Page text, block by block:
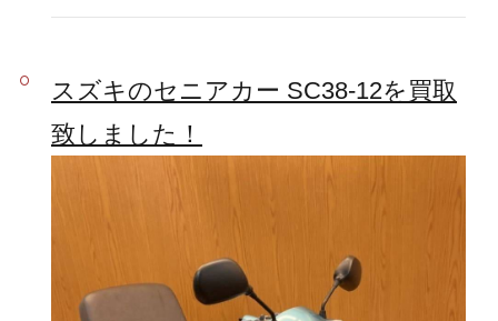
スズキのセニアカー SC38-12を買取
致しました！